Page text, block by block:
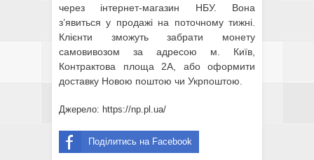
через інтернет-магазин НБУ. Вона
з’явиться у продажі на поточному тижні.
Клієнти зможуть забрати монету
самовивозом за адресою м. Київ,
Контрактова площа 2А, або оформити
доставку Новою поштою чи Укрпоштою.
Джерело: https://np.pl.ua/
Поділитись на Facebook